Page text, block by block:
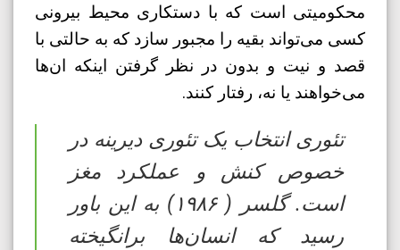
محکومیتی است که با دستکاری محیط بیرونی
کسی می‌تواند بقیه را مجبور سازد که به حالتی با
قصد و نیت و بدون در نظر گرفتن اینکه ان‌ها
می‌خواهند یا نه، رفتار کنند.
تئوری انتخاب یک تئوری دیرینه در
خصوص کنش و عملکرد مغز
است. گلسر ( ۱۹۸۶) به این باور
رسید که انسان‌ها برانگیخته